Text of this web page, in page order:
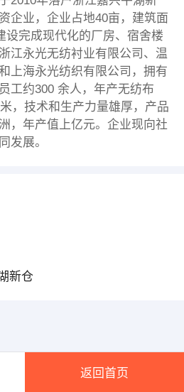
企业，企业占地40亩，建筑面
设完成现代化的厂房、宿舍楼
江永光无纺衬业有限公司、温
上海永光纺织有限公司，拥有
工约300 余人，年产无纺布
，技术和生产力量雄厚，产品
，年产值上亿元。企业现向社
发展。
新仓
返回首页